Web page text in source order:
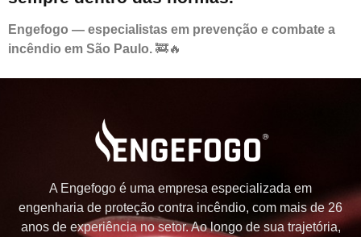
Engefogo — especialistas em prevenção e combate a
incêndio em São Paulo. 🚒🔥
A Engefogo é uma empresa especializada em
engenharia de proteção contra incêndio, com mais de 26
anos de experiência no setor. Ao longo de sua trajetória,